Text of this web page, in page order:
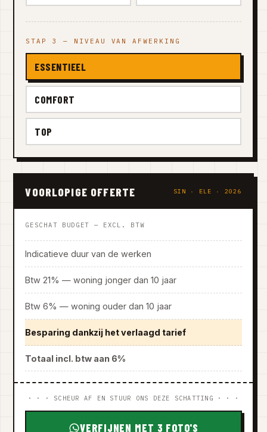
STAP 3 — NIVEAU VAN AFWERKING
ESSENTIEEL
COMFORT
TOP
VOORLOPIGE OFFERTE SIN · ELE · 2026
GESCHAT BUDGET — EXCL. BTW
Indicatieve duur van de werken
Btw 21% — woning jonger dan 10 jaar
Btw 6% — woning ouder dan 10 jaar
Besparing dankzij het verlaagd tarief
Totaal incl. btw aan 6%
· · · SCHEUR AF EN STUUR ONS DEZE SCHATTING · · ·
VERFIJNEN MET 3 FOTO'S